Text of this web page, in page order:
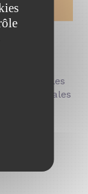
sur les
digitales